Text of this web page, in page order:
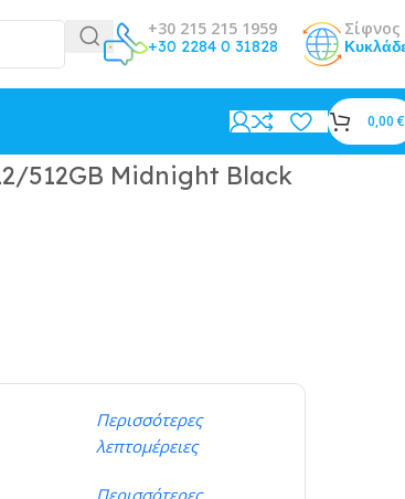
+30 215 215 1959
+30 2284 0 31828
Σίφνος
0,00 €
512GB Midnight Black
Περισσότερες
λεπτομέρειες
Περισσότερες